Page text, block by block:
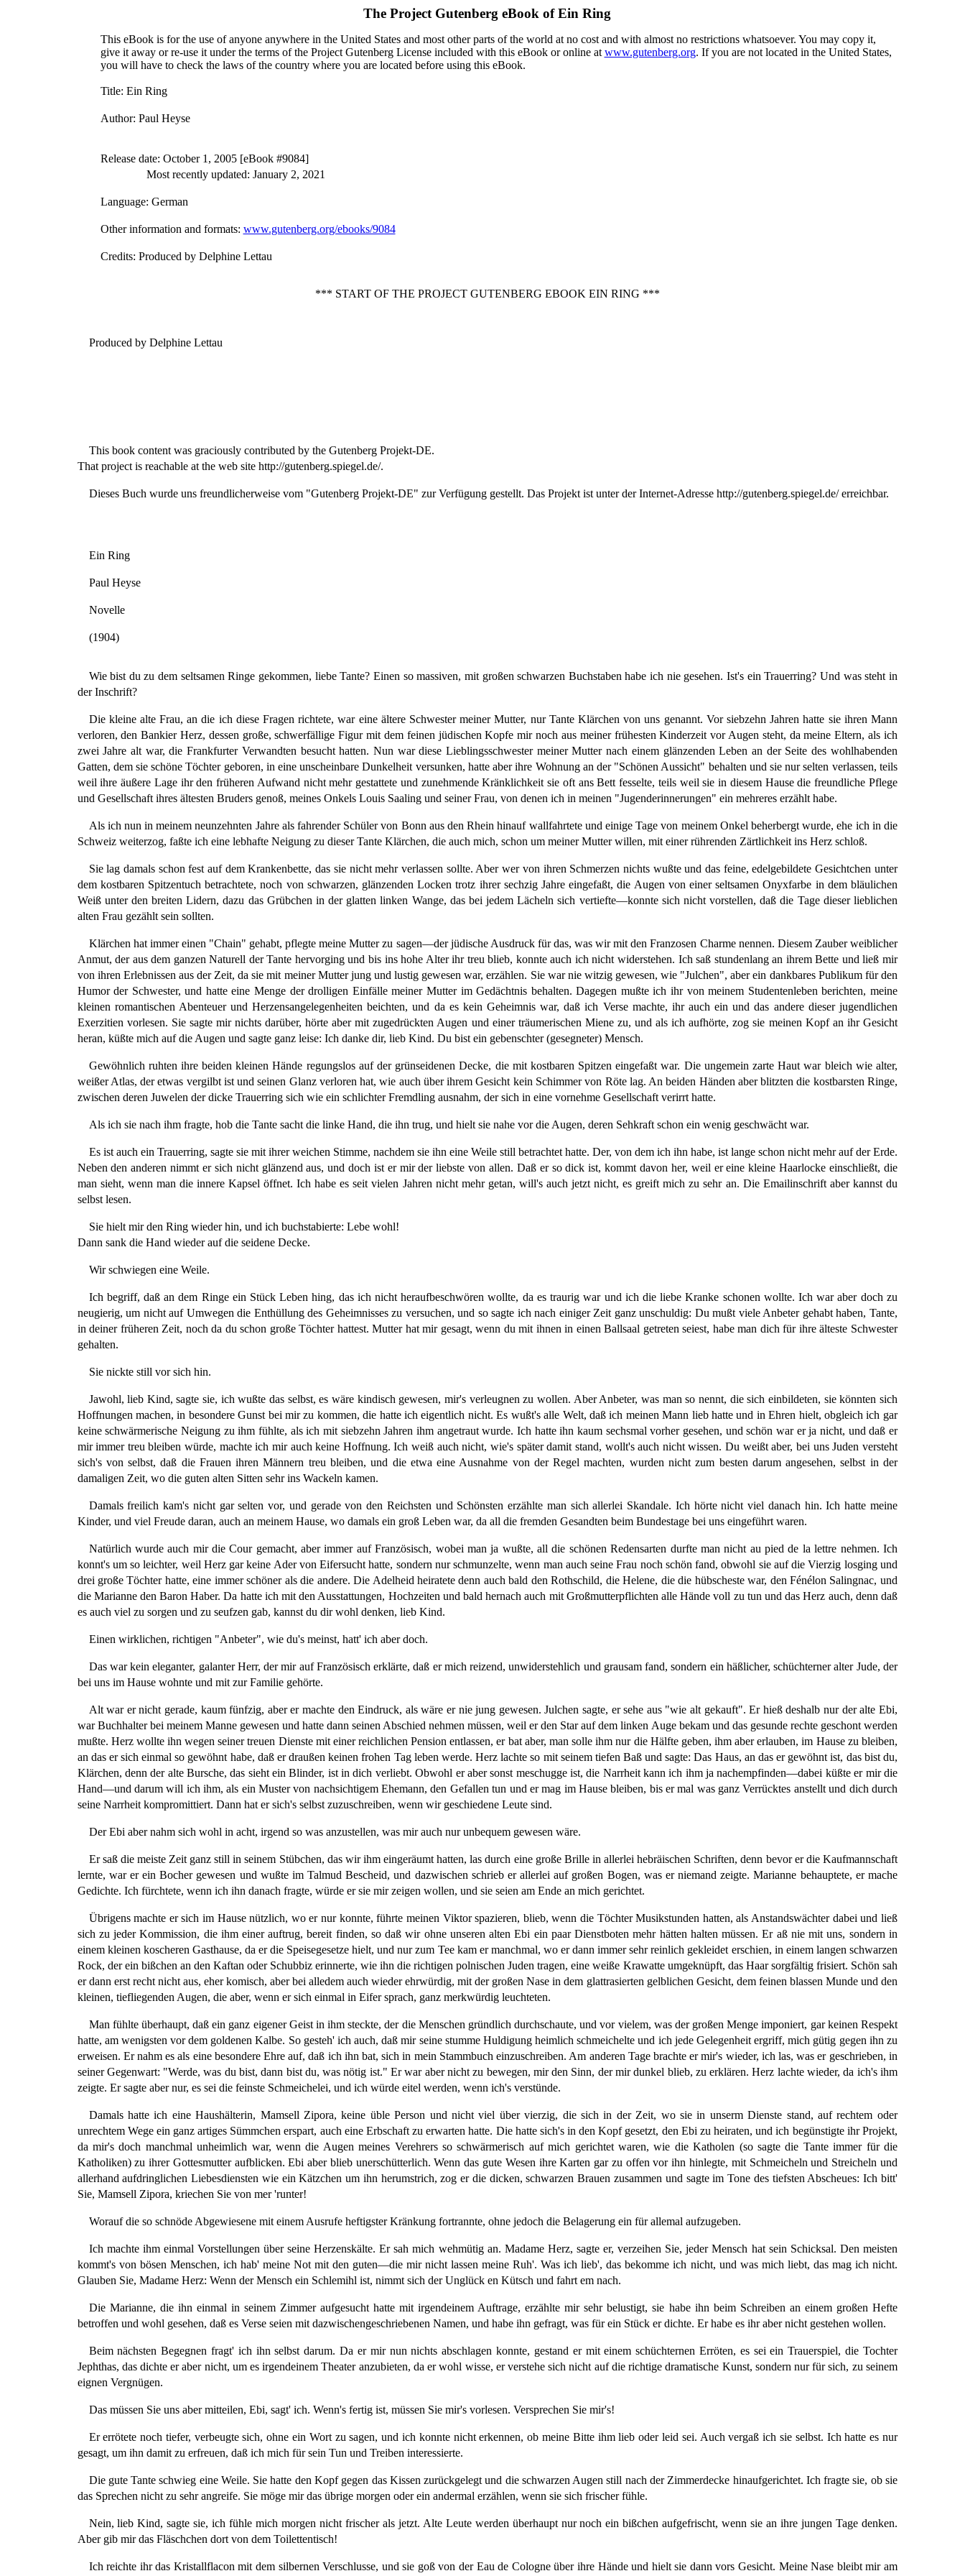
The Project Gutenberg eBook ofEin Ring
This eBook is for the use of anyone anywhere in the United States and most other parts of the world at no cost and with almost no restrictions whatsoever. You may copy it,
give it away or re-use it under the terms of the Project Gutenberg License included with this eBook or online at www.gutenberg.org. If you are not located in the United States,
you will have to check the laws of the country where you are located before using this eBook.
Title: Ein Ring
Author: Paul Heyse
Release date: October 1, 2005 [eBook #9084]
Most recently updated: January 2, 2021
Language: German
Other information and formats: www.gutenberg.org/ebooks/9084
Credits: Produced by Delphine Lettau
*** START OF THE PROJECT GUTENBERG EBOOK EIN RING ***
Produced by Delphine Lettau
This book content was graciously contributed by the Gutenberg Projekt-DE.
That project is reachable at the web site http://gutenberg.spiegel.de/.
Dieses Buch wurde uns freundlicherweise vom "Gutenberg Projekt-DE" zur Verfügung gestellt. Das Projekt ist unter der Internet-Adresse http://gutenberg.spiegel.de/ erreichbar.
Ein Ring
Paul Heyse
Novelle
(1904)
Wie bist du zu dem seltsamen Ringe gekommen, liebe Tante? Einen so massiven, mit großen schwarzen Buchstaben habe ich nie gesehen. Ist's ein Trauerring? Und was steht in
der Inschrift?
Die kleine alte Frau, an die ich diese Fragen richtete, war eine ältere Schwester meiner Mutter, nur Tante Klärchen von uns genannt. Vor siebzehn Jahren hatte sie ihren Mann
verloren, den Bankier Herz, dessen große, schwerfällige Figur mit dem feinen jüdischen Kopfe mir noch aus meiner frühesten Kinderzeit vor Augen steht, da meine Eltern, als ich
zwei Jahre alt war, die Frankfurter Verwandten besucht hatten. Nun war diese Lieblingsschwester meiner Mutter nach einem glänzenden Leben an der Seite des wohlhabenden
Gatten, dem sie schöne Töchter geboren, in eine unscheinbare Dunkelheit versunken, hatte aber ihre Wohnung an der "Schönen Aussicht" behalten und sie nur selten verlassen, teils
weil ihre äußere Lage ihr den früheren Aufwand nicht mehr gestattete und zunehmende Kränklichkeit sie oft ans Bett fesselte, teils weil sie in diesem Hause die freundliche Pflege
und Gesellschaft ihres ältesten Bruders genoß, meines Onkels Louis Saaling und seiner Frau, von denen ich in meinen "Jugenderinnerungen" ein mehreres erzählt habe.
Als ich nun in meinem neunzehnten Jahre als fahrender Schüler von Bonn aus den Rhein hinauf wallfahrtete und einige Tage von meinem Onkel beherbergt wurde, ehe ich in die
Schweiz weiterzog, faßte ich eine lebhafte Neigung zu dieser Tante Klärchen, die auch mich, schon um meiner Mutter willen, mit einer rührenden Zärtlichkeit ins Herz schloß.
Sie lag damals schon fest auf dem Krankenbette, das sie nicht mehr verlassen sollte. Aber wer von ihren Schmerzen nichts wußte und das feine, edelgebildete Gesichtchen unter
dem kostbaren Spitzentuch betrachtete, noch von schwarzen, glänzenden Locken trotz ihrer sechzig Jahre eingefaßt, die Augen von einer seltsamen Onyxfarbe in dem bläulichen
Weiß unter den breiten Lidern, dazu das Grübchen in der glatten linken Wange, das bei jedem Lächeln sich vertiefte—konnte sich nicht vorstellen, daß die Tage dieser lieblichen
alten Frau gezählt sein sollten.
Klärchen hat immer einen "Chain" gehabt, pflegte meine Mutter zu sagen—der jüdische Ausdruck für das, was wir mit den Franzosen Charme nennen. Diesem Zauber weiblicher
Anmut, der aus dem ganzen Naturell der Tante hervorging und bis ins hohe Alter ihr treu blieb, konnte auch ich nicht widerstehen. Ich saß stundenlang an ihrem Bette und ließ mir
von ihren Erlebnissen aus der Zeit, da sie mit meiner Mutter jung und lustig gewesen war, erzählen. Sie war nie witzig gewesen, wie "Julchen", aber ein dankbares Publikum für den
Humor der Schwester, und hatte eine Menge der drolligen Einfälle meiner Mutter im Gedächtnis behalten. Dagegen mußte ich ihr von meinem Studentenleben berichten, meine
kleinen romantischen Abenteuer und Herzensangelegenheiten beichten, und da es kein Geheimnis war, daß ich Verse machte, ihr auch ein und das andere dieser jugendlichen
Exerzitien vorlesen. Sie sagte mir nichts darüber, hörte aber mit zugedrückten Augen und einer träumerischen Miene zu, und als ich aufhörte, zog sie meinen Kopf an ihr Gesicht
heran, küßte mich auf die Augen und sagte ganz leise: Ich danke dir, lieb Kind. Du bist ein gebenschter (gesegneter) Mensch.
Gewöhnlich ruhten ihre beiden kleinen Hände regungslos auf der grünseidenen Decke, die mit kostbaren Spitzen eingefaßt war. Die ungemein zarte Haut war bleich wie alter,
weißer Atlas, der etwas vergilbt ist und seinen Glanz verloren hat, wie auch über ihrem Gesicht kein Schimmer von Röte lag. An beiden Händen aber blitzten die kostbarsten Ringe,
zwischen deren Juwelen der dicke Trauerring sich wie ein schlichter Fremdling ausnahm, der sich in eine vornehme Gesellschaft verirrt hatte.
Als ich sie nach ihm fragte, hob die Tante sacht die linke Hand, die ihn trug, und hielt sie nahe vor die Augen, deren Sehkraft schon ein wenig geschwächt war.
Es ist auch ein Trauerring, sagte sie mit ihrer weichen Stimme, nachdem sie ihn eine Weile still betrachtet hatte. Der, von dem ich ihn habe, ist lange schon nicht mehr auf der Erde.
Neben den anderen nimmt er sich nicht glänzend aus, und doch ist er mir der liebste von allen. Daß er so dick ist, kommt davon her, weil er eine kleine Haarlocke einschließt, die
man sieht, wenn man die innere Kapsel öffnet. Ich habe es seit vielen Jahren nicht mehr getan, will's auch jetzt nicht, es greift mich zu sehr an. Die Emailinschrift aber kannst du
selbst lesen.
Sie hielt mir den Ring wieder hin, und ich buchstabierte: Lebe wohl!
Dann sank die Hand wieder auf die seidene Decke.
Wir schwiegen eine Weile.
Ich begriff, daß an dem Ringe ein Stück Leben hing, das ich nicht heraufbeschwören wollte, da es traurig war und ich die liebe Kranke schonen wollte. Ich war aber doch zu
neugierig, um nicht auf Umwegen die Enthüllung des Geheimnisses zu versuchen, und so sagte ich nach einiger Zeit ganz unschuldig: Du mußt viele Anbeter gehabt haben, Tante,
in deiner früheren Zeit, noch da du schon große Töchter hattest. Mutter hat mir gesagt, wenn du mit ihnen in einen Ballsaal getreten seiest, habe man dich für ihre älteste Schwester
gehalten.
Sie nickte still vor sich hin.
Jawohl, lieb Kind, sagte sie, ich wußte das selbst, es wäre kindisch gewesen, mir's verleugnen zu wollen. Aber Anbeter, was man so nennt, die sich einbildeten, sie könnten sich
Hoffnungen machen, in besondere Gunst bei mir zu kommen, die hatte ich eigentlich nicht. Es wußt's alle Welt, daß ich meinen Mann lieb hatte und in Ehren hielt, obgleich ich gar
keine schwärmerische Neigung zu ihm fühlte, als ich mit siebzehn Jahren ihm angetraut wurde. Ich hatte ihn kaum sechsmal vorher gesehen, und schön war er ja nicht, und daß er
mir immer treu bleiben würde, machte ich mir auch keine Hoffnung. Ich weiß auch nicht, wie's später damit stand, wollt's auch nicht wissen. Du weißt aber, bei uns Juden versteht
sich's von selbst, daß die Frauen ihren Männern treu bleiben, und die etwa eine Ausnahme von der Regel machten, wurden nicht zum besten darum angesehen, selbst in der
damaligen Zeit, wo die guten alten Sitten sehr ins Wackeln kamen.
Damals freilich kam's nicht gar selten vor, und gerade von den Reichsten und Schönsten erzählte man sich allerlei Skandale. Ich hörte nicht viel danach hin. Ich hatte meine
Kinder, und viel Freude daran, auch an meinem Hause, wo damals ein groß Leben war, da all die fremden Gesandten beim Bundestage bei uns eingeführt waren.
Natürlich wurde auch mir die Cour gemacht, aber immer auf Französisch, wobei man ja wußte, all die schönen Redensarten durfte man nicht au pied de la lettre nehmen. Ich
konnt's um so leichter, weil Herz gar keine Ader von Eifersucht hatte, sondern nur schmunzelte, wenn man auch seine Frau noch schön fand, obwohl sie auf die Vierzig losging und
drei große Töchter hatte, eine immer schöner als die andere. Die Adelheid heiratete denn auch bald den Rothschild, die Helene, die die hübscheste war, den Fénélon Salingnac, und
die Marianne den Baron Haber. Da hatte ich mit den Ausstattungen, Hochzeiten und bald hernach auch mit Großmutterpflichten alle Hände voll zu tun und das Herz auch, denn daß
es auch viel zu sorgen und zu seufzen gab, kannst du dir wohl denken, lieb Kind.
Einen wirklichen, richtigen "Anbeter", wie du's meinst, hatt' ich aber doch.
Das war kein eleganter, galanter Herr, der mir auf Französisch erklärte, daß er mich reizend, unwiderstehlich und grausam fand, sondern ein häßlicher, schüchterner alter Jude, der
bei uns im Hause wohnte und mit zur Familie gehörte.
Alt war er nicht gerade, kaum fünfzig, aber er machte den Eindruck, als wäre er nie jung gewesen. Julchen sagte, er sehe aus "wie alt gekauft". Er hieß deshalb nur der alte Ebi,
war Buchhalter bei meinem Manne gewesen und hatte dann seinen Abschied nehmen müssen, weil er den Star auf dem linken Auge bekam und das gesunde rechte geschont werden
mußte. Herz wollte ihn wegen seiner treuen Dienste mit einer reichlichen Pension entlassen, er bat aber, man solle ihm nur die Hälfte geben, ihm aber erlauben, im Hause zu bleiben,
an das er sich einmal so gewöhnt habe, daß er draußen keinen frohen Tag leben werde. Herz lachte so mit seinem tiefen Baß und sagte: Das Haus, an das er gewöhnt ist, das bist du,
Klärchen, denn der alte Bursche, das sieht ein Blinder, ist in dich verliebt. Obwohl er aber sonst meschugge ist, die Narrheit kann ich ihm ja nachempfinden—dabei küßte er mir die
Hand—und darum will ich ihm, als ein Muster von nachsichtigem Ehemann, den Gefallen tun und er mag im Hause bleiben, bis er mal was ganz Verrücktes anstellt und dich durch
seine Narrheit kompromittiert. Dann hat er sich's selbst zuzuschreiben, wenn wir geschiedene Leute sind.
Der Ebi aber nahm sich wohl in acht, irgend so was anzustellen, was mir auch nur unbequem gewesen wäre.
Er saß die meiste Zeit ganz still in seinem Stübchen, das wir ihm eingeräumt hatten, las durch eine große Brille in allerlei hebräischen Schriften, denn bevor er die Kaufmannschaft
lernte, war er ein Bocher gewesen und wußte im Talmud Bescheid, und dazwischen schrieb er allerlei auf großen Bogen, was er niemand zeigte. Marianne behauptete, er mache
Gedichte. Ich fürchtete, wenn ich ihn danach fragte, würde er sie mir zeigen wollen, und sie seien am Ende an mich gerichtet.
Übrigens machte er sich im Hause nützlich, wo er nur konnte, führte meinen Viktor spazieren, blieb, wenn die Töchter Musikstunden hatten, als Anstandswächter dabei und ließ
sich zu jeder Kommission, die ihm einer auftrug, bereit finden, so daß wir ohne unseren alten Ebi ein paar Dienstboten mehr hätten halten müssen. Er aß nie mit uns, sondern in
einem kleinen koscheren Gasthause, da er die Speisegesetze hielt, und nur zum Tee kam er manchmal, wo er dann immer sehr reinlich gekleidet erschien, in einem langen schwarzen
Rock, der ein bißchen an den Kaftan oder Schubbiz erinnerte, wie ihn die richtigen polnischen Juden tragen, eine weiße Krawatte umgeknüpft, das Haar sorgfältig frisiert. Schön sah
er dann erst recht nicht aus, eher komisch, aber bei alledem auch wieder ehrwürdig, mit der großen Nase in dem glattrasierten gelblichen Gesicht, dem feinen blassen Munde und den
kleinen, tiefliegenden Augen, die aber, wenn er sich einmal in Eifer sprach, ganz merkwürdig leuchteten.
Man fühlte überhaupt, daß ein ganz eigener Geist in ihm steckte, der die Menschen gründlich durchschaute, und vor vielem, was der großen Menge imponiert, gar keinen Respekt
hatte, am wenigsten vor dem goldenen Kalbe. So gesteh' ich auch, daß mir seine stumme Huldigung heimlich schmeichelte und ich jede Gelegenheit ergriff, mich gütig gegen ihn zu
erweisen. Er nahm es als eine besondere Ehre auf, daß ich ihn bat, sich in mein Stammbuch einzuschreiben. Am anderen Tage brachte er mir's wieder, ich las, was er geschrieben, in
seiner Gegenwart: "Werde, was du bist, dann bist du, was nötig ist." Er war aber nicht zu bewegen, mir den Sinn, der mir dunkel blieb, zu erklären. Herz lachte wieder, da ich's ihm
zeigte. Er sagte aber nur, es sei die feinste Schmeichelei, und ich würde eitel werden, wenn ich's verstünde.
Damals hatte ich eine Haushälterin, Mamsell Zipora, keine üble Person und nicht viel über vierzig, die sich in der Zeit, wo sie in unserm Dienste stand, auf rechtem oder
unrechtem Wege ein ganz artiges Sümmchen erspart, auch eine Erbschaft zu erwarten hatte. Die hatte sich's in den Kopf gesetzt, den Ebi zu heiraten, und ich begünstigte ihr Projekt,
da mir's doch manchmal unheimlich war, wenn die Augen meines Verehrers so schwärmerisch auf mich gerichtet waren, wie die Katholen (so sagte die Tante immer für die
Katholiken) zu ihrer Gottesmutter aufblicken. Ebi aber blieb unerschütterlich. Wenn das gute Wesen ihre Karten gar zu offen vor ihn hinlegte, mit Schmeicheln und Streicheln und
allerhand aufdringlichen Liebesdiensten wie ein Kätzchen um ihn herumstrich, zog er die dicken, schwarzen Brauen zusammen und sagte im Tone des tiefsten Abscheues: Ich bitt'
Sie, Mamsell Zipora, kriechen Sie von mer 'runter!
Worauf die so schnöde Abgewiesene mit einem Ausrufe heftigster Kränkung fortrannte, ohne jedoch die Belagerung ein für allemal aufzugeben.
Ich machte ihm einmal Vorstellungen über seine Herzenskälte. Er sah mich wehmütig an. Madame Herz, sagte er, verzeihen Sie, jeder Mensch hat sein Schicksal. Den meisten
kommt's von bösen Menschen, ich hab' meine Not mit den guten—die mir nicht lassen meine Ruh'. Was ich lieb', das bekomme ich nicht, und was mich liebt, das mag ich nicht.
Glauben Sie, Madame Herz: Wenn der Mensch ein Schlemihl ist, nimmt sich der Unglück en Kütsch und fahrt em nach.
Die Marianne, die ihn einmal in seinem Zimmer aufgesucht hatte mit irgendeinem Auftrage, erzählte mir sehr belustigt, sie habe ihn beim Schreiben an einem großen Hefte
betroffen und wohl gesehen, daß es Verse seien mit dazwischengeschriebenen Namen, und habe ihn gefragt, was für ein Stück er dichte. Er habe es ihr aber nicht gestehen wollen.
Beim nächsten Begegnen fragt' ich ihn selbst darum. Da er mir nun nichts abschlagen konnte, gestand er mit einem schüchternen Erröten, es sei ein Trauerspiel, die Tochter
Jephthas, das dichte er aber nicht, um es irgendeinem Theater anzubieten, da er wohl wisse, er verstehe sich nicht auf die richtige dramatische Kunst, sondern nur für sich, zu seinem
eignen Vergnügen.
Das müssen Sie uns aber mitteilen, Ebi, sagt' ich. Wenn's fertig ist, müssen Sie mir's vorlesen. Versprechen Sie mir's!
Er errötete noch tiefer, verbeugte sich, ohne ein Wort zu sagen, und ich konnte nicht erkennen, ob meine Bitte ihm lieb oder leid sei. Auch vergaß ich sie selbst. Ich hatte es nur
gesagt, um ihn damit zu erfreuen, daß ich mich für sein Tun und Treiben interessierte.
Die gute Tante schwieg eine Weile. Sie hatte den Kopf gegen das Kissen zurückgelegt und die schwarzen Augen still nach der Zimmerdecke hinaufgerichtet. Ich fragte sie, ob sie
das Sprechen nicht zu sehr angreife. Sie möge mir das übrige morgen oder ein andermal erzählen, wenn sie sich frischer fühle.
Nein, lieb Kind, sagte sie, ich fühle mich morgen nicht frischer als jetzt. Alte Leute werden überhaupt nur noch ein bißchen aufgefrischt, wenn sie an ihre jungen Tage denken.
Aber gib mir das Fläschchen dort von dem Toilettentisch!
Ich reichte ihr das Kristallflacon mit dem silbernen Verschlusse, und sie goß von der Eau de Cologne über ihre Hände und hielt sie dann vors Gesicht. Meine Nase bleibt mir am